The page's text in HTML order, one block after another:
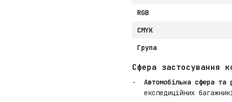
RGB
CMYK
Група
Сфера застосування
Автомобільна сфера та
експедиційних